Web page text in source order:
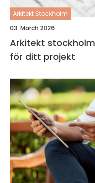
Arkitekt Stockholm
03. March 2026
Arkitekt stockholm så hittar du rätt arkitekt
för ditt projekt